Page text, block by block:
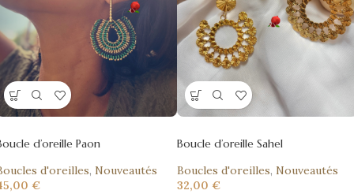
d’oreille Paon
d'oreilles, Nouveautés
€
Boucle d’oreille Sahel
Boucles d'oreilles, Nouveautés
32,00 €